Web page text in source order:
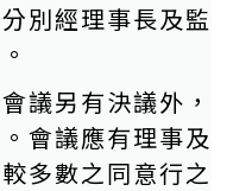
別經理事長及監
議另有決議外，
會議應有理事及
多數之同意行之